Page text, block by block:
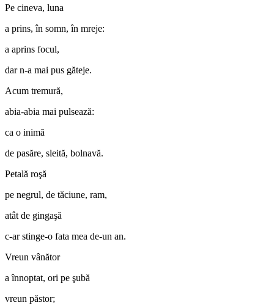
Pe cineva, luna
a prins, în somn, în mreje:
a aprins focul,
dar n-a mai pus găteje.
Acum tremură,
abia-abia mai pulsează:
ca o inimă
de pasăre, sleită, bolnavă.
Petală roşă
pe negrul, de tăciune, ram,
atât de gingaşă
c-ar stinge-o fata mea de-un an.
Vreun vânător
a înnoptat, ori pe şubă
vreun păstor;